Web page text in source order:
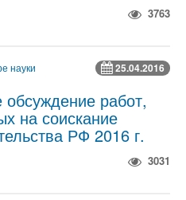
3763
25.04.2016
науки
работ,
на соискание
РФ 2016 г.
3031